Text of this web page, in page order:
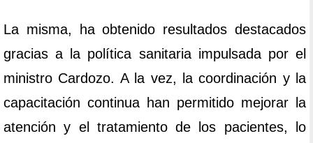
La misma, ha obtenido resultados destacados
gracias a la política sanitaria impulsada por el
ministro Cardozo. A la vez, la coordinación y la
capacitación continua han permitido mejorar la
atención y el tratamiento de los pacientes, lo